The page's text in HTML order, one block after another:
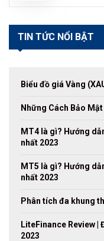
TIN TỨC NỔI BẬT
Biểu đồ giá Vàng
Những Cách Bảo
MT4 là gì? Hướng
nhất 2023
MT5 là gì? Hướng
nhất 2023
Phân tích đa khung
LiteFinance Review
2023